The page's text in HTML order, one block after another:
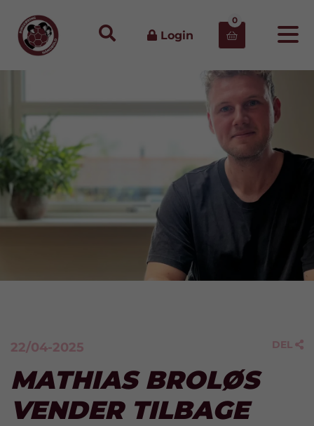
Login 
0
22/04-2025 DEL 
MATHIAS BROLØS
VENDER TILBAGE